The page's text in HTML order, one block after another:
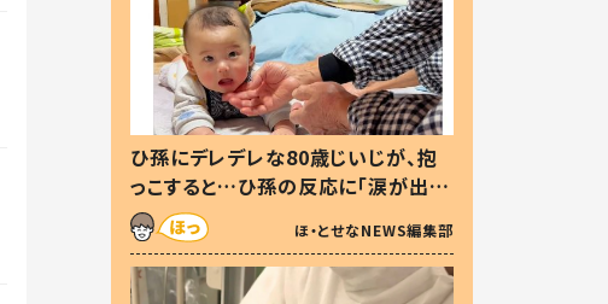
ひ孫にデレデレな80歳じいじが、抱
っこすると…ひ孫の反応に「涙が出ま
した」「可愛くて仕方ない」
ほ・とせなNEWS編集部